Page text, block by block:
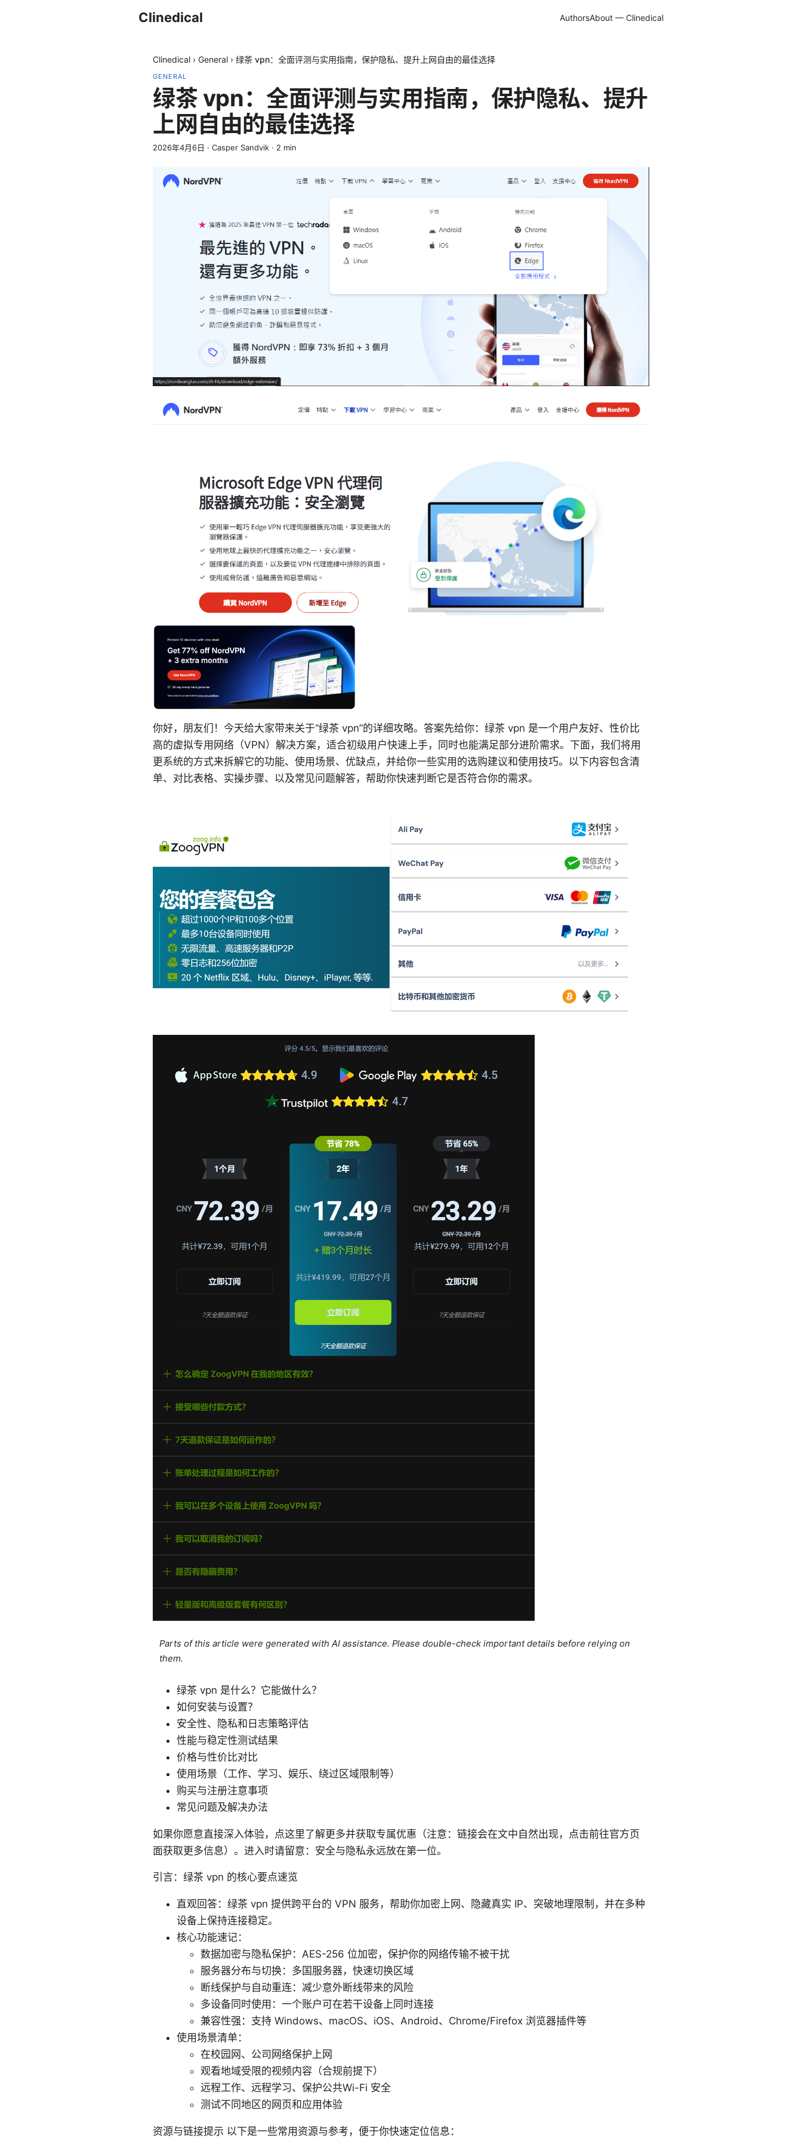
Clinedical AuthorsAbout — Clinedical
Clinedical › General › 绿茶 vpn：全面评测与实用指南，保护隐私、提升上网自由的最佳选择
GENERAL
绿茶 vpn：全面评测与实用指南，保护隐私、提升
上网自由的最佳选择
2026年4月6日 · Casper Sandvik · 2 min
你好，朋友们！今天给大家带来关于“绿茶 vpn”的详细攻略。答案先给你：绿茶 vpn 是一个用户友好、性价比
高的虚拟专用网络（VPN）解决方案，适合初级用户快速上手，同时也能满足部分进阶需求。下面，我们将用
更系统的方式来拆解它的功能、使用场景、优缺点，并给你一些实用的选购建议和使用技巧。以下内容包含清
单、对比表格、实操步骤、以及常见问题解答，帮助你快速判断它是否符合你的需求。
Parts of this article were generated with AI assistance. Please double-check important details before relying on
them.
绿茶 vpn 是什么？它能做什么？
如何安装与设置？
安全性、隐私和日志策略评估
性能与稳定性测试结果
价格与性价比对比
使用场景（工作、学习、娱乐、绕过区域限制等）
购买与注册注意事项
常见问题及解决办法
如果你愿意直接深入体验，点这里了解更多并获取专属优惠（注意：链接会在文中自然出现，点击前往官方页
面获取更多信息）。进入时请留意：安全与隐私永远放在第一位。
引言：绿茶 vpn 的核心要点速览
直观回答：绿茶 vpn 提供跨平台的 VPN 服务，帮助你加密上网、隐藏真实 IP、突破地理限制，并在多种
设备上保持连接稳定。
核心功能速记：
数据加密与隐私保护：AES-256 位加密，保护你的网络传输不被干扰
服务器分布与切换：多国服务器，快速切换区域
断线保护与自动重连：减少意外断线带来的风险
多设备同时使用：一个账户可在若干设备上同时连接
兼容性强：支持 Windows、macOS、iOS、Android、Chrome/Firefox 浏览器插件等
使用场景清单：
在校园网、公司网络保护上网
观看地域受限的视频内容（合规前提下）
远程工作、远程学习、保护公共Wi-Fi 安全
测试不同地区的网页和应用体验
资源与链接提示 以下是一些常用资源与参考，便于你快速定位信息：